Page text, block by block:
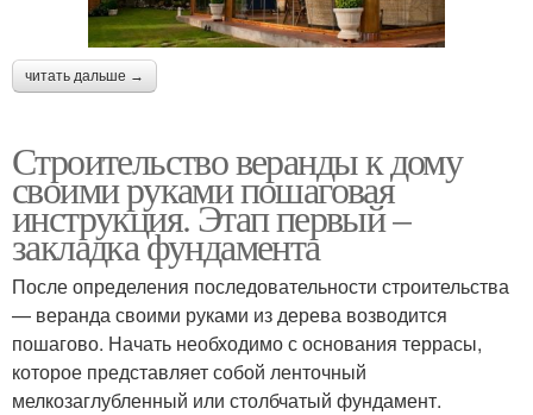
читать дальше →
Строительство веранды к дому
своими руками пошаговая
инструкция. Этап первый –
закладка фундамента
После определения последовательности строительства
— веранда своими руками из дерева возводится
пошагово. Начать необходимо с основания террасы,
которое представляет собой ленточный
мелкозаглубленный или столбчатый фундамент.